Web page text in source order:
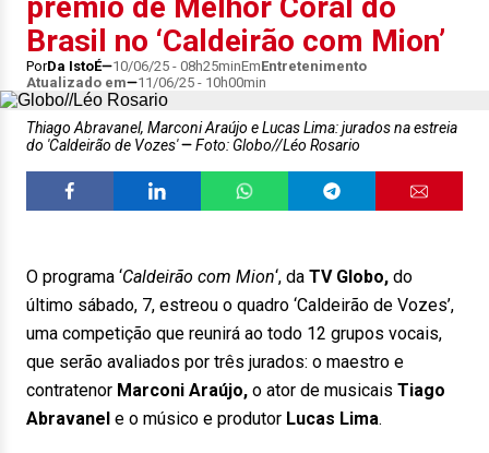
Brasil no ‘Caldeirão com Mion’
PorDa IstoÉ 10/06/25 - 08h25minEmEntretenimento
Atualizado em
11/06/25 - 10h00min
Thiago Abravanel, Marconi Araújo e Lucas Lima: jurados na estreia
do 'Caldeirão de Vozes'
Foto: Globo//Léo Rosario
O programa ‘Caldeirão com Mion‘, da TV Globo, do
último sábado, 7, estreou o quadro ‘Caldeirão de Vozes’,
uma competição que reunirá ao todo 12 grupos vocais,
que serão avaliados por três jurados: o maestro e
contratenor Marconi Araújo, o ator de musicais Tiago
Abravanel e o músico e produtor Lucas Lima.